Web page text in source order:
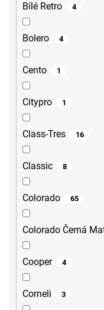
Bílé Retro 4
Bolero 4
Cento 1
Citypro 1
Class-Tres 16
Classic 8
Colorado 65
Colorado Černá
Cooper 4
Corneli 3